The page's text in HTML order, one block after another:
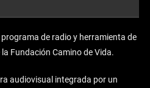
de radio y herramienta de
Fundación Camino de Vida.
audiovisual integrada por un